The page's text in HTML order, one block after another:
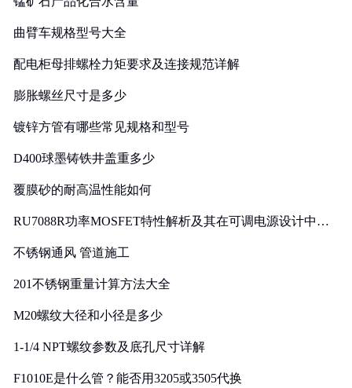
曲臂车规格型号大全
配电柜母排螺栓力矩要求及连接规范详解
膨胀螺丝尺寸是多少
镀锌方管有哪些常见规格和型号
D400球墨铸铁井盖重多少
覆膜砂的耐高温性能如何
RU7088R功率MOSFET特性解析及其在可调电源设计中的
不锈钢通风 管道施工
201不锈钢重量计算方法大全
M20螺纹大径和小径是多少
1-1/4 NPT螺纹参数及底孔尺寸详解
F1010E是什么管？能否用3205或3505代换